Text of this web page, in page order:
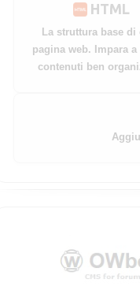
HTML
La struttura base di
pagina web. Impara a
contenuti ben